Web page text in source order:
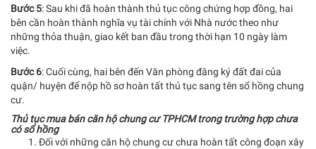
Bước 5: Sau khi đã hoàn thành thủ tục công chứng hợp đồng, hai
bên cần hoàn thành nghĩa vụ tài chính với Nhà nước theo như
những thỏa thuận, giao kết ban đầu trong thời hạn 10 ngày làm
việc.
Bước 6: Cuối cùng, hai bên đến Văn phòng đăng ký đất đai của
quận/ huyện để nộp hồ sơ hoàn tất thủ tục sang tên sổ hồng chung
cư.
Thủ tục mua bán căn hộ chung cư TPHCM trong trường hợp chưa
có sổ hồng
Đối với những căn hộ chung cư chưa hoàn tất công đoạn xây